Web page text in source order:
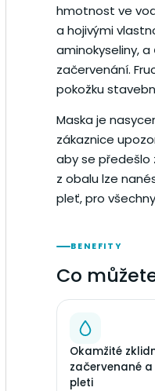
hmotnost ve
a hojivými
aminokyseliny, a
začervenání.
pokožku
Maska je
zákaznice
aby se předešlo
z obalu lze
pleť, pro
BENEFITY
Co
Okamžité
začervenané
pleti